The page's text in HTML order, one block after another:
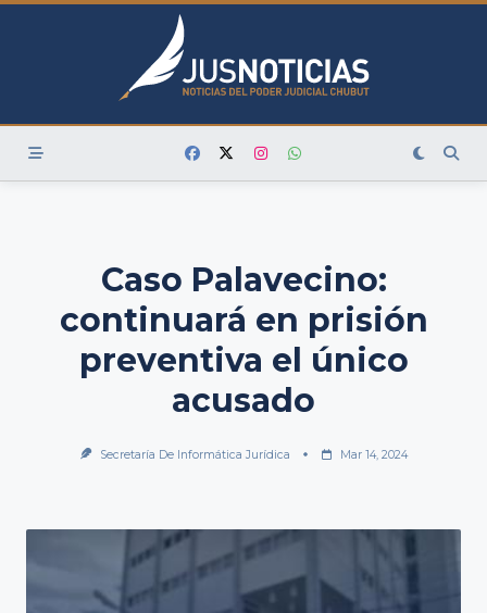
Skip
Caso Palavecino:
continuará en prisión
preventiva el único
acusado
Secretaría De Informática Jurídica Mar 14, 2024